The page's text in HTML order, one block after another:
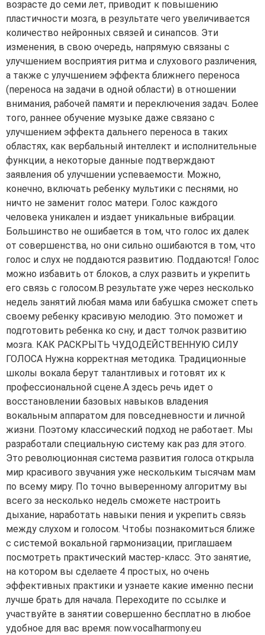
возрасте до семи лет, приводит к повышению
пластичности мозга, в результате чего увеличивается
количество нейронных связей и синапсов. Эти
изменения, в свою очередь, напрямую связаны с
улучшением восприятия ритма и слухового различения,
а также с улучшением эффекта ближнего переноса
(переноса на задачи в одной области) в отношении
внимания, рабочей памяти и переключения задач. Более
того, раннее обучение музыке даже связано с
улучшением эффекта дальнего переноса в таких
областях, как вербальный интеллект и исполнительные
функции, а некоторые данные подтверждают
заявления об улучшении успеваемости. Можно,
конечно, включать ребенку мультики с песнями, но
ничто не заменит голос матери. Голос каждого
человека уникален и издает уникальные вибрации.
Большинство не ошибается в том, что голос их далек
от совершенства, но они сильно ошибаются в том, что
голос и слух не поддаются развитию. Поддаются! Голос
можно избавить от блоков, а слух развить и укрепить
его связь с голосом.В результате уже через несколько
недель занятий любая мама или бабушка сможет спеть
своему ребенку красивую мелодию. Это поможет и
подготовить ребенка ко сну, и даст толчок развитию
мозга. КАК РАСКРЫТЬ ЧУДОДЕЙСТВЕННУЮ СИЛУ
ГОЛОСА Нужна корректная методика. Традиционные
школы вокала берут талантливых и готовят их к
профессиональной сцене.А здесь речь идет о
восстановлении базовых навыков владения
вокальным аппаратом для повседневности и личной
жизни. Поэтому классический подход не работает. Мы
разработали специальную систему как раз для этого.
Это революционная система развития голоса открыла
мир красивого звучания уже нескольким тысячам мам
по всему миру. По точно выверенному алгоритму вы
всего за несколько недель сможете настроить
дыхание, наработать навыки пения и укрепить связь
между слухом и голосом. Чтобы познакомиться ближе
с системой вокальной гармонизации, приглашаем
посмотреть практический мастер-класс. Это занятие,
на котором вы сделаете 4 простых, но очень
эффективных практики и узнаете какие именно песни
лучше брать для начала. Переходите по ссылке и
участвуйте в занятии совершенно бесплатно в любое
удобное для вас время: now.vocalharmony.eu